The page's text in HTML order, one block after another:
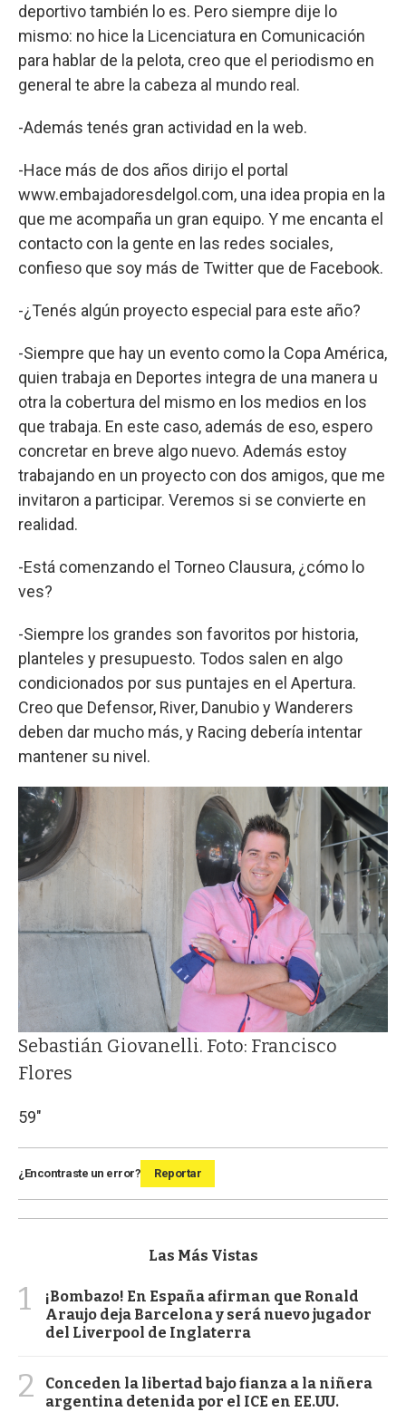
deportivo también lo es. Pero siempre dije lo
mismo: no hice la Licenciatura en Comunicación
para hablar de la pelota, creo que el periodismo en
general te abre la cabeza al mundo real.
-Además tenés gran actividad en la web.
-Hace más de dos años dirijo el portal
www.embajadoresdelgol.com, una idea propia en la
que me acompaña un gran equipo. Y me encanta el
contacto con la gente en las redes sociales,
confieso que soy más de Twitter que de Facebook.
-¿Tenés algún proyecto especial para este año?
-Siempre que hay un evento como la Copa América,
quien trabaja en Deportes integra de una manera u
otra la cobertura del mismo en los medios en los
que trabaja. En este caso, además de eso, espero
concretar en breve algo nuevo. Además estoy
trabajando en un proyecto con dos amigos, que me
invitaron a participar. Veremos si se convierte en
realidad.
-Está comenzando el Torneo Clausura, ¿cómo lo
ves?
-Siempre los grandes son favoritos por historia,
planteles y presupuesto. Todos salen en algo
condicionados por sus puntajes en el Apertura.
Creo que Defensor, River, Danubio y Wanderers
deben dar mucho más, y Racing debería intentar
mantener su nivel.
Sebastián Giovanelli. Foto: Francisco
Flores
59"
¿Encontraste un error? Reportar
Las Más Vistas
1
¡Bombazo! En España afirman que Ronald
Araujo deja Barcelona y será nuevo jugador
del Liverpool de Inglaterra
2
Conceden la libertad bajo fianza a la niñera
argentina detenida por el ICE en EE.UU.